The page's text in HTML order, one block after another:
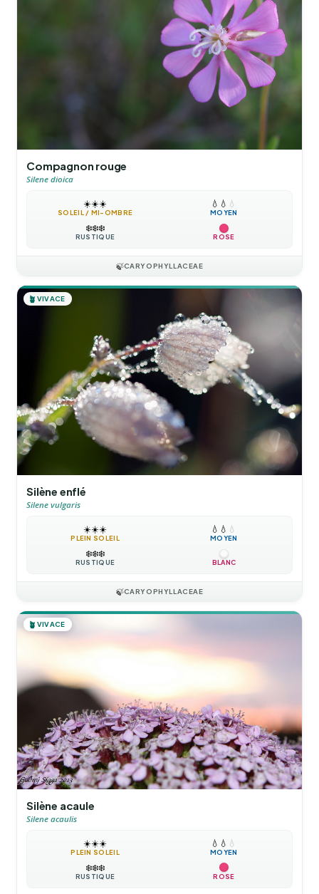
Compagnon rouge
Silene dioica
☀️☀️☀️
SOLEIL / MI-OMBRE
💧 💧 💧
MOYEN
❄️❄️❄️
RUSTIQUE ROSE
🍃CARYOPHYLLACEAE
🪴 VIVACE
Silène enflé
Silene vulgaris
☀️☀️☀️
PLEIN SOLEIL
💧 💧 💧
MOYEN
❄️❄️❄️
RUSTIQUE BLANC
🍃CARYOPHYLLACEAE
🪴 VIVACE
Silène acaule
Silene acaulis
☀️☀️☀️
PLEIN SOLEIL
💧 💧 💧
MOYEN
❄️❄️❄️
RUSTIQUE ROSE